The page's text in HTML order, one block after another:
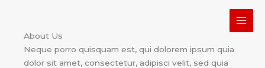
contentAbout Us
Neque porro quisquam est, qui dolorem ipsum quia
dolor sit amet, consectetur, adipisci velit, sed quia